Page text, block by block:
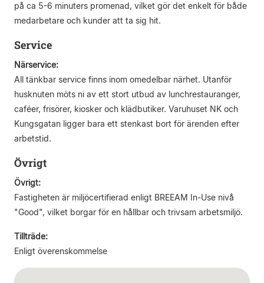
på ca 5-6 minuters promenad, vilket gör det enkelt för både
medarbetare och kunder att ta sig hit.
Service
Närservice:
All tänkbar service finns inom omedelbar närhet. Utanför
husknuten möts ni av ett stort utbud av lunchrestauranger,
caféer, frisörer, kiosker och klädbutiker. Varuhuset NK och
Kungsgatan ligger bara ett stenkast bort för ärenden efter
arbetstid.
Övrigt
Övrigt:
Fastigheten är miljöcertifierad enligt BREEAM In-Use nivå
"Good", vilket borgar för en hållbar och trivsam arbetsmiljö.
Tillträde:
Enligt överenskommelse